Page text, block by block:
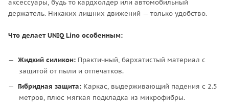
аксессуары, будь то кардхолдер или автомобильный
держатель. Никаких лишних движений — только удобство.
Что делает UNIQ Lino особенным:
Жидкий силикон: Практичный, бархатистый материал с
защитой от пыли и отпечатков.
Гибридная защита: Каркас, выдерживающий падения с 2.5
метров, плюс мягкая подкладка из микрофибры.